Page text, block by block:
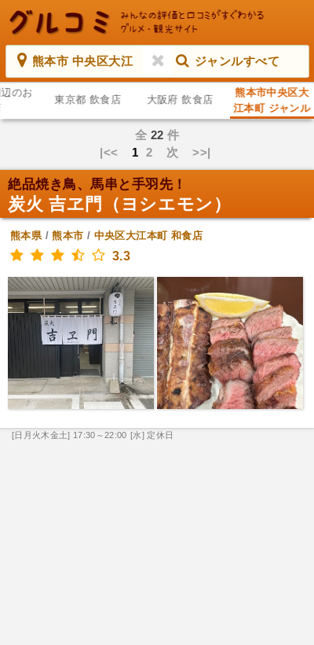
熊本市 中央区大江 ジャンルすべて
のお
東京都 飲食店 大阪府 飲食店
熊本市中央区大
江本町 ジャンル
すべて
全 22 件
|<< 1 2 次 >>|
絶品焼き鳥、馬串と手羽先！
炭火 吉ヱ門（ヨシエモン）
熊本県/熊本市 / 中央区大江本町 和食店
3.3
[日月火木金土] 17:30～22:00 [水] 定休日